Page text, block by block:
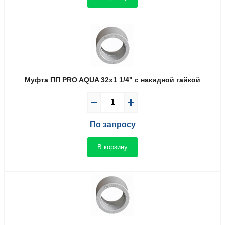
Муфта ПП PRO AQUA 32x1 1/4" с накидной гайкой
По запросу
В корзину